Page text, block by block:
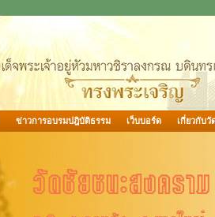
ข่าวการอบรมปฎิบัติธรรม เว็บบอร์ด เกี่ยวกับวั